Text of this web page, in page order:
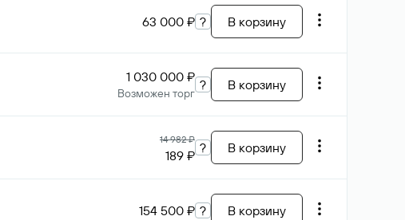
63 000 ₽ ? В корзину
1 030 000 ₽
Возможен торг
? В корзину
14 982 ₽
189 ₽ ? В корзину
154 500 ₽ ? В корзину